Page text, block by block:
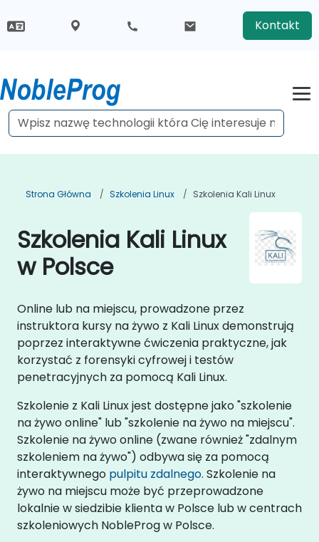
Kontakt
Strona Główna Szkolenia Linux Szkolenia Kali Linux
Szkolenia Kali Linux
w Polsce
Online lub na miejscu, prowadzone przez
instruktora kursy na żywo z Kali Linux demonstrują
poprzez interaktywne ćwiczenia praktyczne, jak
korzystać z forensyki cyfrowej i testów
penetracyjnych za pomocą Kali Linux.
Szkolenie z Kali Linux jest dostępne jako "szkolenie
na żywo online" lub "szkolenie na żywo na miejscu".
Szkolenie na żywo online (zwane również "zdalnym
szkoleniem na żywo") odbywa się za pomocą
interaktywnego pulpitu zdalnego. Szkolenie na
żywo na miejscu może być przeprowadzone
lokalnie w siedzibie klienta w Polsce lub w centrach
szkoleniowych NobleProg w Polsce.